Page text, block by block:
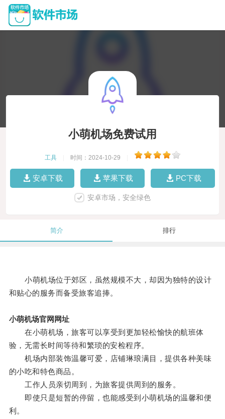
小萌机场免费试用
工具 时间：2024-10-29
安卓下载 苹果下载 PC下载
安卓市场，安全绿色
简介 排行
小萌机场位于郊区，虽然规模不大，却因为独特的设计
和贴心的服务而备受旅客追捧。
小萌机场官网网址
在小萌机场，旅客可以享受到更加轻松愉快的航班体
验，无需长时间等待和繁琐的安检程序。
机场内部装饰温馨可爱，店铺琳琅满目，提供各种美味
的小吃和特色商品。
工作人员亲切周到，为旅客提供周到的服务。
即使只是短暂的停留，也能感受到小萌机场的温馨和便
利。